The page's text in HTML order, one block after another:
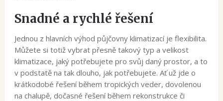
Snadné a rychlé řešení
Jednou z hlavních výhod půjčovny klimatizací je flexibilita.
Můžete si totiž vybrat přesně takový typ a velikost
klimatizace, jaký potřebujete pro svůj daný prostor, a to
v podstatě na tak dlouho, jak potřebujete. Ať už jde o
krátkodobé řešení během tropických veder, dovolenou
na chalupě, dočasné řešení během rekonstrukce či